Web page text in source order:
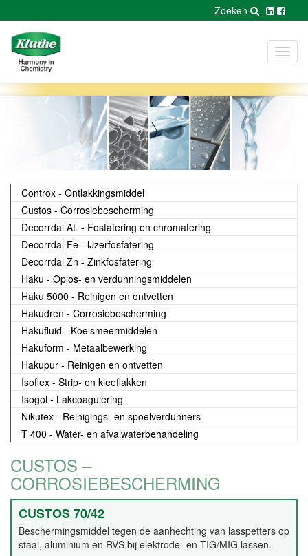
Zoeken
Controx - Ontlakkingsmiddel
Custos - Corrosiebescherming
Decorrdal AL - Fosfatering en chromatering
Decorrdal Fe - IJzerfosfatering
Decorrdal Zn - Zinkfosfatering
Haku - Oplos- en verdunningsmiddelen
Haku 5000 - Reinigen en ontvetten
Hakudren - Corrosiebescherming
Hakufluid - Koelsmeermiddelen
Hakuform - Metaalbewerking
Hakupur - Reinigen en ontvetten
Isoflex - Strip- en kleeflakken
Isogol - Lakcoagulering
Nikutex - Reinigings- en spoelverdunners
T 400 - Water- en afvalwaterbehandeling
CUSTOS –
CORROSIEBESCHERMING
CUSTOS 70/42
Beschermingsmiddel tegen de aanhechting van lasspetters op
staal, aluminium en RVS bij elektrode- en TIG/MIG lassen.